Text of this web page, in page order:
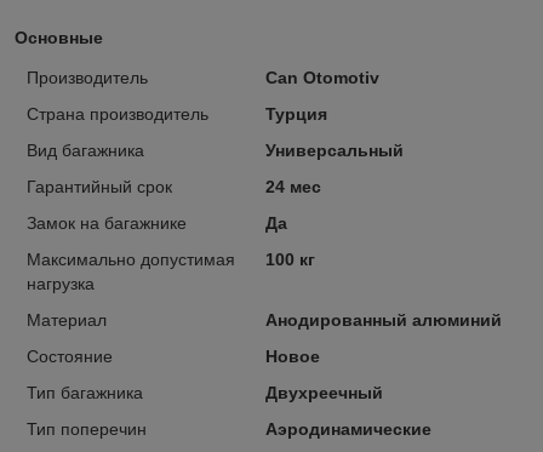
Основные
Производитель
Can Otomotiv
Страна производитель
Турция
Вид багажника
Универсальный
Гарантийный срок
24 мес
Замок на багажнике
Да
Максимально допустимая
нагрузка
100 кг
Материал
Анодированный алюминий
Состояние
Новое
Тип багажника
Двухреечный
Тип поперечин
Аэродинамические